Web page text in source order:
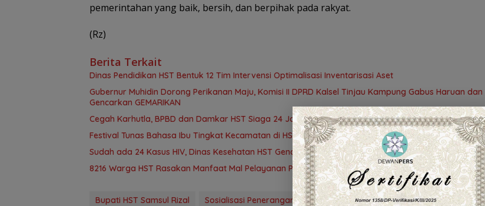
pemerintahan yang baik, bersih, dan berpihak pada rakyat.
(Rz)
Berita Terkait
Dinas Pendidikan HST Bentuk 12 Tim Intervensi Optimalisasi Inventarisasi Aset
Gubernur Muhidin Dorong Perikanan Maju, Komisi II DPRD Kalsel Tinjau Kampung Gabus Haruan dan
Gencarkan GEMARIKAN
Cegah Karhutla, BPBD dan Damkar HST Siaga 24 Jam
Festival Tunas Bahasa Ibu Tingkat Kecamatan di HST Lestarikan Bahasa Daerah
Sudah ada 24 Kasus HIV, Dinas Kesehatan HST Gencarkan Skrining Deteksi Dini
8216 Warga HST Rasakan Manfaat Mal Pelayanan Publik, Pemda Siapkan Antrean Online
Bupati HST Samsul Rizal Sosialisasi Penerangan Hukum Rumah Tidak Layak Huni